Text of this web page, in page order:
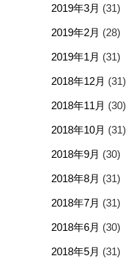
2019年3月 (31)
2019年2月 (28)
2019年1月 (31)
2018年12月 (31)
2018年11月 (30)
2018年10月 (31)
2018年9月 (30)
2018年8月 (31)
2018年7月 (31)
2018年6月 (30)
2018年5月 (31)